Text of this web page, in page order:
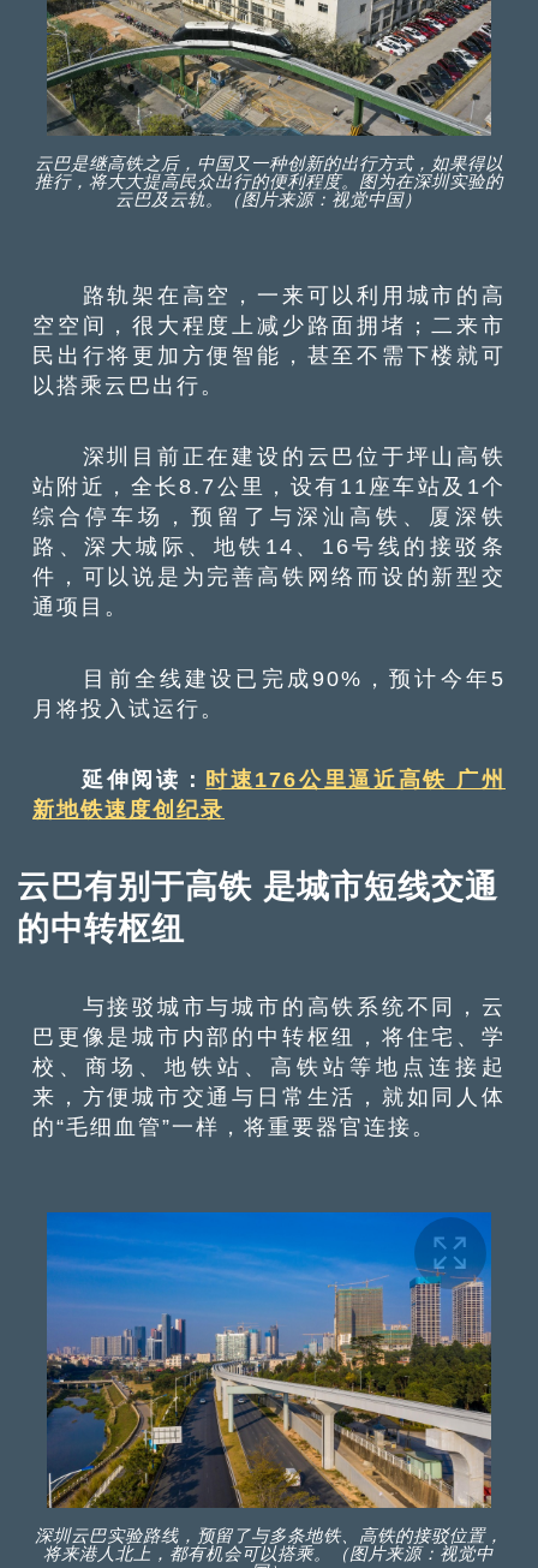
云巴是继高铁之后，中国又一种创新的出行方式，如果得以
推行，将大大提高民众出行的便利程度。图为在深圳实验的
云巴及云轨。（图片来源：视觉中国）
路轨架在高空，一来可以利用城市的高
空空间，很大程度上减少路面拥堵；二来市
民出行将更加方便智能，甚至不需下楼就可
以搭乘云巴出行。
深圳目前正在建设的云巴位于坪山高铁
站附近，全长8.7公里，设有11座车站及1个
综合停车场，预留了与深汕高铁、厦深铁
路、深大城际、地铁14、16号线的接驳条
件，可以说是为完善高铁网络而设的新型交
通项目。
目前全线建设已完成90%，预计今年5
月将投入试运行。
延伸阅读： 时速176公里逼近高铁 广州
新地铁速度创纪录
云巴有别于高铁 是城市短线交通
的中转枢纽
与接驳城市与城市的高铁系统不同，云
巴更像是城市内部的中转枢纽，将住宅、学
校、商场、地铁站、高铁站等地点连接起
来，方便城市交通与日常生活，就如同人体
的“毛细血管”一样，将重要器官连接。
深圳云巴实验路线，预留了与多条地铁、高铁的接驳位置，
将来港人北上，都有机会可以搭乘。（图片来源：视觉中